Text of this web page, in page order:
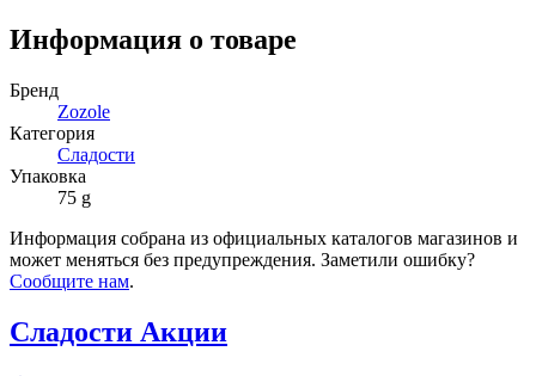
Информация о товаре
Бренд
Zozole
Категория
Сладости
Упаковка
75 g
Информация собрана из официальных каталогов магазинов и
может меняться без предупреждения. Заметили ошибку?
Сообщите нам.
Сладости Акции